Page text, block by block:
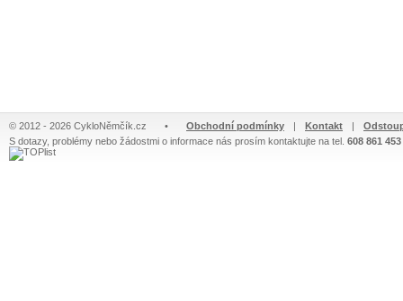
© 2012 - 2026 CykloNěmčík.cz • Obchodní podmínky | Kontakt |
S dotazy, problémy nebo žádostmi o informace nás prosím kontaktujte na tel. 608 861 453